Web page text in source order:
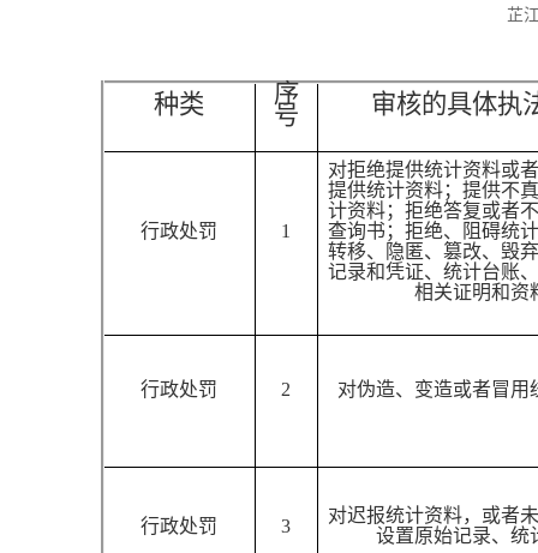
芷
种类 序
号 审核的具体执
行政处罚 1
对拒绝提供统计资料或
提供统计资料；提供不
计资料；拒绝答复或者
查询书；拒绝、阻碍统
转移、隐匿、篡改、毁
记录和凭证、统计台账
相关证明和资
行政处罚 2 对伪造、变造或者冒用
行政处罚 3
对迟报统计资料，或者
设置原始记录、统